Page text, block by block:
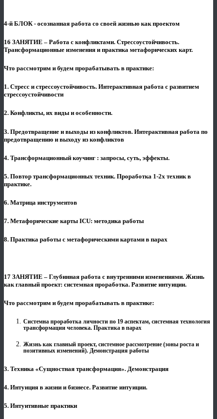
4-й БЛОК - осознанная работа со своей жизнью как проектом
16 ЗАНЯТИЕ – Работа с конфликтами. Стрессоустойчивость.
Трансформационные изменения и практика метафорических карт.
Что рассмотрим и будем прорабатывать в практике:
1. Стресс и стрессоустойчивость. Интерактивная работа с развитием
стрессоустойчивости
2. Конфликты, их виды и особенности.
3. Предотвращение и выходы из конфликтов. Интерактивная работа по
предотвращению и выходу из конфликтов
4. Трансформационный коучинг : запросы, суть, эффекты.
5. Повтор трансформационных техник. Проработка 1-2х техник в
практике.
6. Матрица инструментов
7. Метафорические карты ICU: методика работы
8. Практика работы с метафорическими картами в парах
17 ЗАНЯТИЕ – Глубинная работа с внутренними изменениями. Жизнь
как главный проект: системная проработка. Развитие интуиции.
Что рассмотрим и будем прорабатывать в практике:
Системна проработка личности по 19 аспектам, системная технология
трансформации человека. Практика в парах
Жизнь как главный проект, системное рассмотрение (зоны роста и
позитивных изменений). Демонстрация работы
3. Техника «Сущностная трансформация». Демонстрация
4. Интуиция в жизни и бизнесе. Развитие интуиции.
5. Интуитивные практики